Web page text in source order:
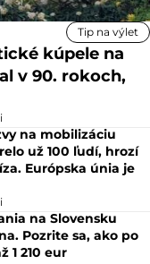
Tip na výlet
kúpele na
v 90. rokoch,
na mobilizáciu
už 100 ľudí, hrozí
Európska únia je
na Slovensku
Pozrite sa, ako po
1 210 eur